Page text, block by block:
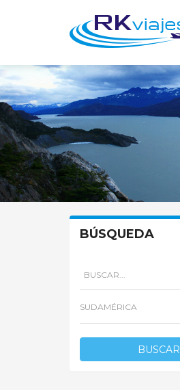
BÚSQUEDA
SUDAMÉRICA
BUSCAR